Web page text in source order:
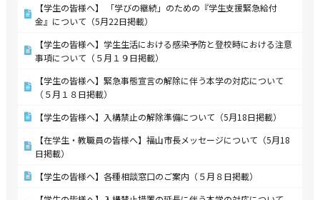
【学生の皆様へ】 「学びの継続」のための『学生支援緊急給付
金』について（5月22日掲載）
【学生の皆様へ】学生生活における感染予防と登校時における注意
事項について（５月１９日掲載）
【学生の皆様へ】緊急事態宣言の解除に伴う本学の対応について
（５月１８日掲載）
【学生の皆様へ】入構禁止の解除準備について（5月18日掲載）
【在学生・教職員の皆様へ】福山市長メッセージについて（5月18
日掲載）
【学生の皆様へ】各種相談窓口のご案内（５月８日掲載）